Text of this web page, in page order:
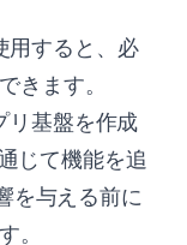
用すると、必
きます。
リ基盤を作成
じて機能を追
を与える前に
。